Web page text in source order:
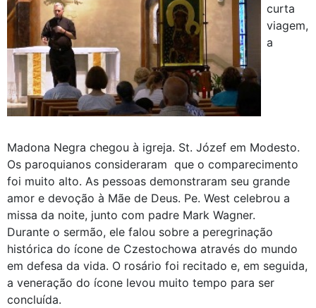
curta
viagem,
a
Madona Negra chegou à igreja. St. Józef em Modesto.
Os paroquianos consideraram que o comparecimento
foi muito alto. As pessoas demonstraram seu grande
amor e devoção à Mãe de Deus. Pe. West celebrou a
missa da noite, junto com padre Mark Wagner.
Durante o sermão, ele falou sobre a peregrinação
histórica do ícone de Czestochowa através do mundo
em defesa da vida. O rosário foi recitado e, em seguida,
a veneração do ícone levou muito tempo para ser
concluída.